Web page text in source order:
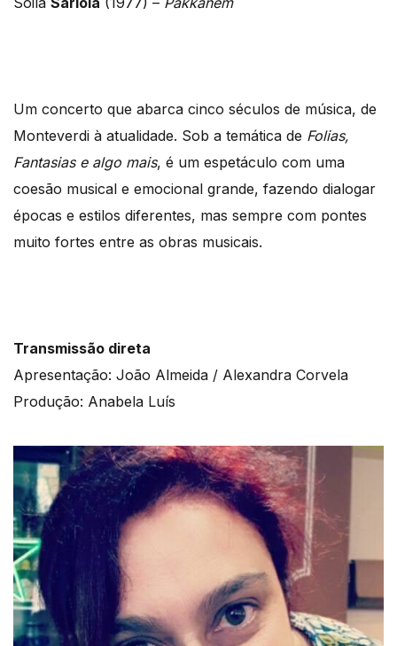
Um concerto que abarca cinco séculos de música, de
Monteverdi à atualidade. Sob a temática de Folias,
Fantasias e algo mais, é um espetáculo com uma
coesão musical e emocional grande, fazendo dialogar
épocas e estilos diferentes, mas sempre com pontes
muito fortes entre as obras musicais.
Transmissão direta
Apresentação: João Almeida / Alexandra Corvela
Produção: Anabela Luís